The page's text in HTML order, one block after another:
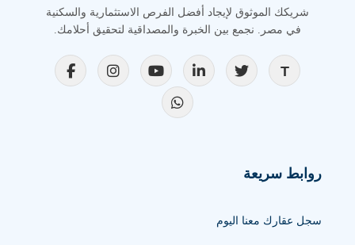
شريكك الموثوق لإيجاد أفضل الفرص الاستثمارية والسكنية
في مصر. نجمع بين الخبرة والمصداقية لتحقيق أحلامك.
روابط سريعة
سجل عقارك معنا اليوم